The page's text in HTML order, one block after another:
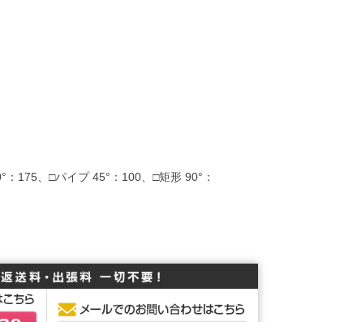
175、□パイプ 45°：100、□矩形 90°：